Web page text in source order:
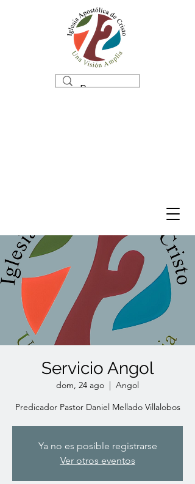
Servicio Angol
dom, 24 ago
  |
Angol
Predicador Pastor Daniel Mellado Villalobos
Ya no es posible registrarse
Ver otros eventos